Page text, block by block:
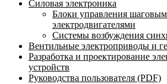
Силовая электроника
Блоки управления
электродвигателями
Системы возбуждения
Вентильные электроприводы и
Разработка и проектирование
устройств
Руководства пользователя (PDF)